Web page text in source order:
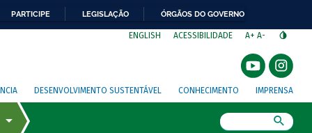
PARTICIPE LEGISLAÇÃO ÓRGÃOS DO GOVERNO
ENGLISH ACESSIBILIDADE A+ A-
DESENVOLVIMENTO SUSTENTÁVEL CONHECIMENTO IMPRENSA